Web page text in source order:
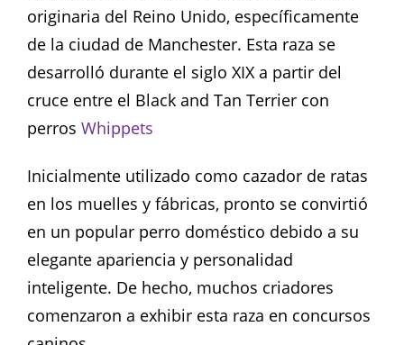
originaria del Reino Unido, específicamente
de la ciudad de Manchester. Esta raza se
desarrolló durante el siglo XIX a partir del
cruce entre el Black and Tan Terrier con
perros Whippets
Inicialmente utilizado como cazador de ratas
en los muelles y fábricas, pronto se convirtió
en un popular perro doméstico debido a su
elegante apariencia y personalidad
inteligente. De hecho, muchos criadores
comenzaron a exhibir esta raza en concursos